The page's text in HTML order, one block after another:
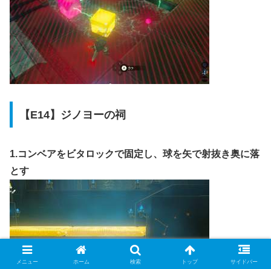
【E14】ジノヨーの祠
1.コンベアをビタロックで固定し、球を矢で射抜き奥に落
とす
メニュー ホーム 検索 トップ サイドバー